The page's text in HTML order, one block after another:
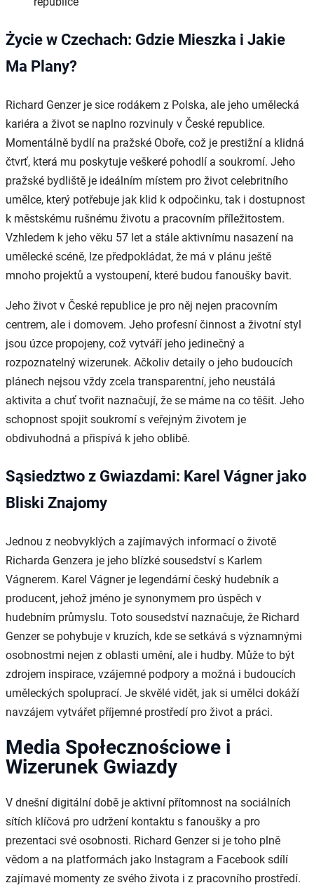
Życie w Czechach: Gdzie Mieszka i Jakie
Ma Plany?
Richard Genzer je sice rodákem z Polska, ale jeho umělecká
kariéra a život se naplno rozvinuly v České republice.
Momentálně bydlí na pražské Oboře, což je prestižní a klidná
čtvrť, která mu poskytuje veškeré pohodlí a soukromí. Jeho
pražské bydliště je ideálním místem pro život celebritního
umělce, který potřebuje jak klid k odpočinku, tak i dostupnost
k městskému rušnému životu a pracovním příležitostem.
Vzhledem k jeho věku 57 let a stále aktivnímu nasazení na
umělecké scéně, lze předpokládat, že má v plánu ještě
mnoho projektů a vystoupení, které budou fanoušky bavit.
Jeho život v České republice je pro něj nejen pracovním
centrem, ale i domovem. Jeho profesní činnost a životní styl
jsou úzce propojeny, což vytváří jeho jedinečný a
rozpoznatelný wizerunek. Ačkoliv detaily o jeho budoucích
plánech nejsou vždy zcela transparentní, jeho neustálá
aktivita a chuť tvořit naznačují, že se máme na co těšit. Jeho
schopnost spojit soukromí s veřejným životem je
obdivuhodná a přispívá k jeho oblibě.
Sąsiedztwo z Gwiazdami: Karel Vágner jako
Bliski Znajomy
Jednou z neobvyklých a zajímavých informací o životě
Richarda Genzera je jeho blízké sousedství s Karlem
Vágnerem. Karel Vágner je legendární český hudebník a
producent, jehož jméno je synonymem pro úspěch v
hudebním průmyslu. Toto sousedství naznačuje, že Richard
Genzer se pohybuje v kruzích, kde se setkává s významnými
osobnostmi nejen z oblasti umění, ale i hudby. Může to být
zdrojem inspirace, vzájemné podpory a možná i budoucích
uměleckých spoluprací. Je skvělé vidět, jak si umělci dokáží
navzájem vytvářet příjemné prostředí pro život a práci.
Media Społecznościowe i
Wizerunek Gwiazdy
V dnešní digitální době je aktivní přítomnost na sociálních
sítích klíčová pro udržení kontaktu s fanoušky a pro
prezentaci své osobnosti. Richard Genzer si je toho plně
vědom a na platformách jako Instagram a Facebook sdílí
zajímavé momenty ze svého života i z pracovního prostředí.